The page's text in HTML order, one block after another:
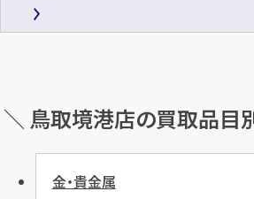
＼ 鳥取境港店の買取品目
金・貴金属